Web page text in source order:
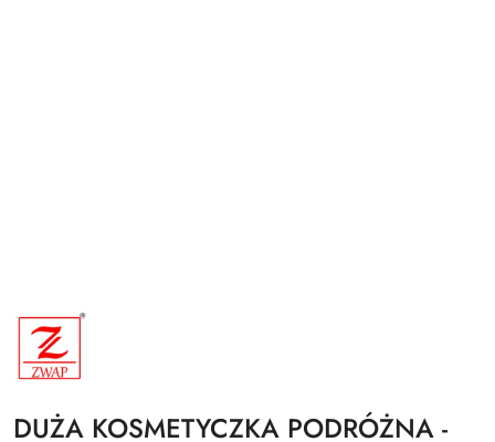
NAZWA
PRODUCENTA:
ZWAP
DUŻA KOSMETYCZKA PODRÓŻNA -